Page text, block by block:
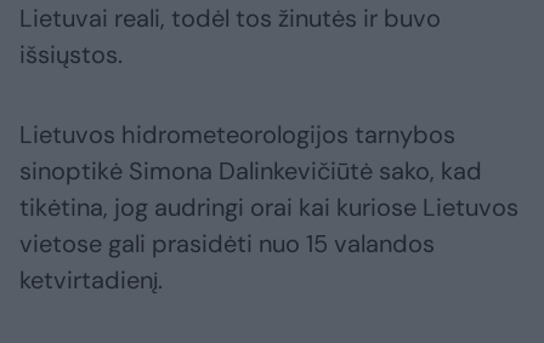
Lietuvai reali, todėl tos žinutės ir buvo
išsiųstos.
Lietuvos hidrometeorologijos tarnybos
sinoptikė Simona Dalinkevičiūtė sako, kad
tikėtina, jog audringi orai kai kuriose Lietuvos
vietose gali prasidėti nuo 15 valandos
ketvirtadienį.